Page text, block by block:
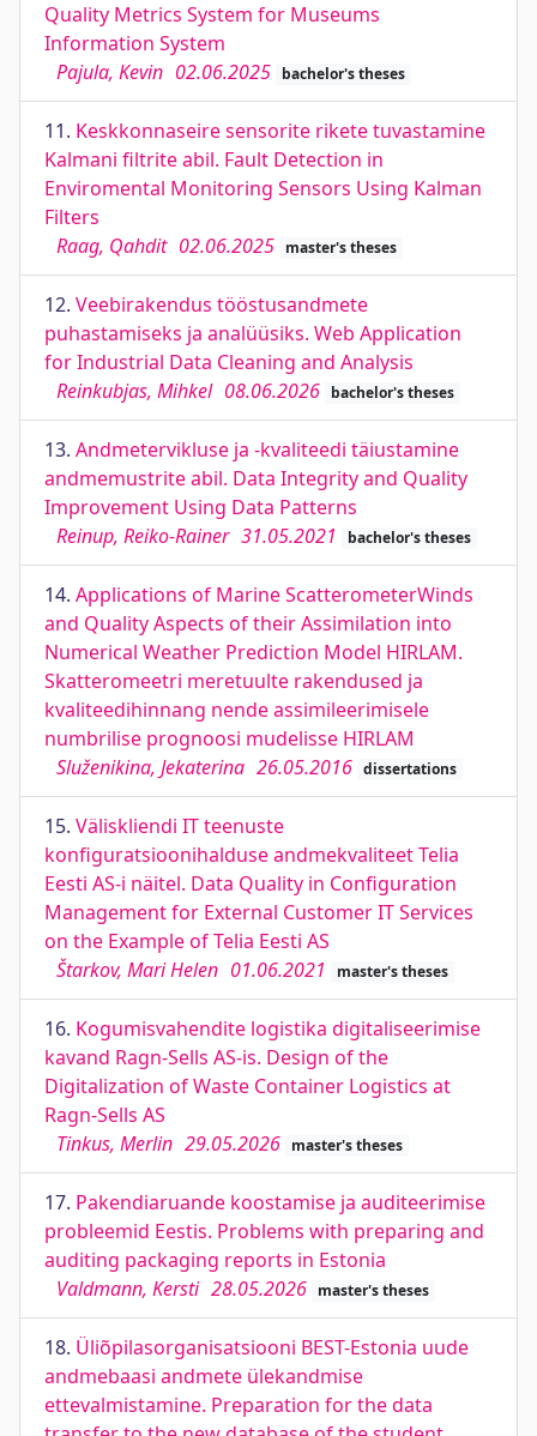
Quality Metrics System for Museums
Information System
Pajula, Kevin 02.06.2025 bachelor's theses
11. Keskkonnaseire sensorite rikete tuvastamine
Kalmani filtrite abil. Fault Detection in
Enviromental Monitoring Sensors Using Kalman
Filters
Raag, Qahdit 02.06.2025 master's theses
12. Veebirakendus tööstusandmete
puhastamiseks ja analüüsiks. Web Application
for Industrial Data Cleaning and Analysis
Reinkubjas, Mihkel 08.06.2026 bachelor's theses
13. Andmetervikluse ja -kvaliteedi täiustamine
andmemustrite abil. Data Integrity and Quality
Improvement Using Data Patterns
Reinup, Reiko-Rainer 31.05.2021 bachelor's theses
14. Applications of Marine ScatterometerWinds
and Quality Aspects of their Assimilation into
Numerical Weather Prediction Model HIRLAM.
Skatteromeetri meretuulte rakendused ja
kvaliteedihinnang nende assimileerimisele
numbrilise prognoosi mudelisse HIRLAM
Služenikina, Jekaterina 26.05.2016 dissertations
15. Väliskliendi IT teenuste
konfiguratsioonihalduse andmekvaliteet Telia
Eesti AS-i näitel. Data Quality in Configuration
Management for External Customer IT Services
on the Example of Telia Eesti AS
Štarkov, Mari Helen 01.06.2021 master's theses
16. Kogumisvahendite logistika digitaliseerimise
kavand Ragn-Sells AS-is. Design of the
Digitalization of Waste Container Logistics at
Ragn-Sells AS
Tinkus, Merlin 29.05.2026 master's theses
17. Pakendiaruande koostamise ja auditeerimise
probleemid Eestis. Problems with preparing and
auditing packaging reports in Estonia
Valdmann, Kersti 28.05.2026 master's theses
18. Üliõpilasorganisatsiooni BEST-Estonia uude
andmebaasi andmete ülekandmise
ettevalmistamine. Preparation for the data